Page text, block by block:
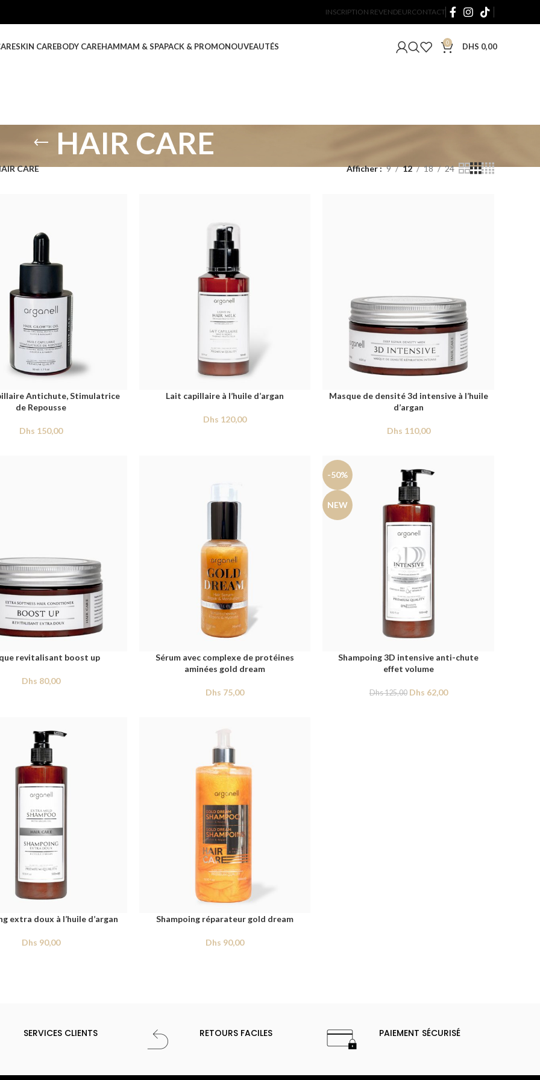
INSCRIPTION REVENDEURCONTACT
SKIN CAREBODY CAREHAMMAM & SPAPACK & PROMONOUVEAUTÉS 0 DHS 0,00
HAIR CARE
CARE Afficher 9 12 18 24
Antichute, Stimulatrice
de Repousse
Dhs 150,00
Lait capillaire à l’huile d’argan
Dhs 120,00
Masque de densité 3d intensive à l’huile
d’argan
Dhs 110,00
revitalisant boost up
Dhs 80,00
Sérum avec complexe de protéines
aminées gold dream
Dhs 75,00
-50%
NEW
Shampoing 3D intensive anti-chute
effet volume
Dhs125,00 Dhs 62,00
extra doux à l’huile d’argan
Dhs 90,00
Shampoing réparateur gold dream
Dhs 90,00
SERVICES CLIENTS RETOURS FACILES PAIEMENT SÉCURISÉ